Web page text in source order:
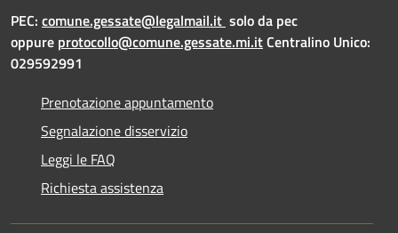
PEC: comune.gessate@legalmail.it solo da pec
oppure protocollo@comune.gessate.mi.itCentralino Unico:
029592991
Prenotazione appuntamento
Segnalazione disservizio
Leggi le FAQ
Richiesta assistenza